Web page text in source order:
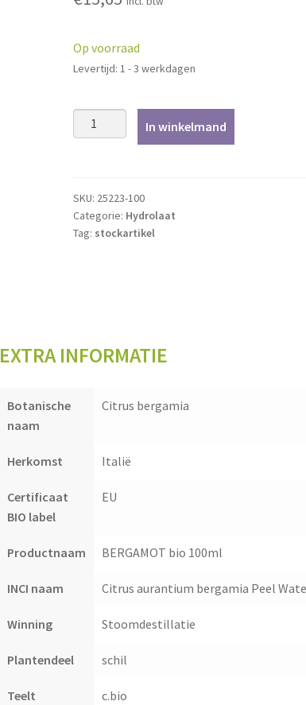
Op voorraad
Levertijd: 1 - 3 werkdagen
Bergamot
-
In winkelmand
SKU: 25223-100
Categorie: Hydrolaat
Tag: stockartikel
EXTRA INFORMATIE
Botanische
naam
Citrus bergamia
Herkomst Italië
Certificaat
BIO label
EU
Productnaam BERGAMOT bio 100ml
INCI naam Citrus aurantium bergamia Peel
Winning Stoomdestillatie
Plantendeel schil
Teelt c.bio